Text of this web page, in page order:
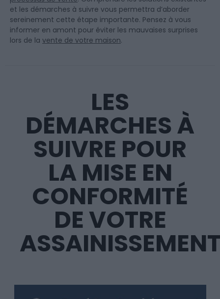
et les démarches à suivre vous permettra d’aborder
sereinement cette étape importante. Pensez à vous
informer en amont pour éviter les mauvaises surprises
lors de la vente de votre maison.
LES
DÉMARCHES À
SUIVRE POUR
LA MISE EN
CONFORMITÉ
DE VOTRE